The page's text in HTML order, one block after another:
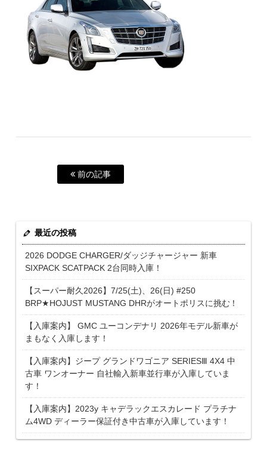
前の記事
最近の投稿
2026 DODGE CHARGER/ダッジチャージャー 新車
SIXPACK SCATPACK 2台同時入庫！
【スーパー耐久2026】7/25(土)、26(日) #250
BRP★HOJUST MUSTANG DHRがオートポリスに挑む！
【入庫案内】 GMC ユーコンデナリ 2026年モデル新車が
まもなく入庫します！
【入庫案内】ジープ グランドワゴニア SERIESⅢ 4X4 中
古車 ワンオーナー 自社輸入新車並行車が入庫していま
す！
【入庫案内】2023y キャデラックエスカレード プラチナ
ム4WD ディーラー保証付き中古車が入庫しています！